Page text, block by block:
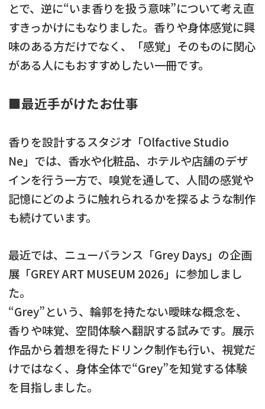
とで、逆に“いま香りを扱う意味”について考え直
すきっかけにもなりました。香りや身体感覚に興
味のある方だけでなく、「感覚」そのものに関心
がある人にもおすすめしたい一冊です。
■最近手がけたお仕事
香りを設計するスタジオ「Olfactive Studio
Ne」では、香水や化粧品、ホテルや店舗のデザ
インを行う一方で、嗅覚を通して、人間の感覚や
記憶にどのように触れられるかを探るような制作
も続けています。
最近では、ニューバランス「Grey Days」の企画
展「GREY ART MUSEUM 2026」に参加しまし
た。
“Grey”という、輪郭を持たない曖昧な概念を、
香りや味覚、空間体験へ翻訳する試みです。展示
作品から着想を得たドリンク制作も行い、視覚だ
けではなく、身体全体で“Grey”を知覚する体験
を目指しました。